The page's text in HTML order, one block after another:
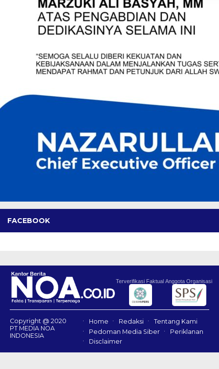
FACEBOOK
Terverifikasi Faktual Anggota Organisasi
Copyright @ 2020
PT MEDIA NOA
INDONESIA
Home Redaksi
Tentang Kami
Pedoman Media Siber
Periklanan
Disclaimer